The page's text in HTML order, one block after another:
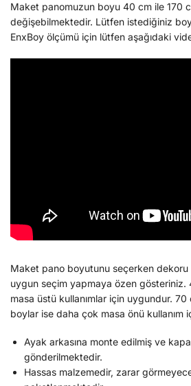
Maket panomuzun boyu 40 cm ile 170
değişebilmektedir. Lütfen istediğiniz
EnxBoy ölçümü için lütfen aşağıdaki
Maket pano boyutunu seçerken dekoru
uygun seçim yapmaya özen
masa üstü kullanımlar için uygundur.
boylar ise daha çok masa önü kullanım
Ayak arkasına monte edilmiş ve
gönderilmektedir.
Hassas malzemedir, zarar